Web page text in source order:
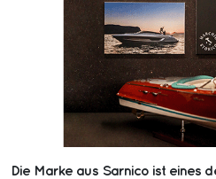
Die Marke aus Sarnico ist eines